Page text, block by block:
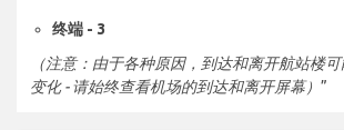
终端 - 3
（注意：由于各种原因，到达和离开航站楼
变化 - 请始终查看机场的到达和离开屏幕） ”